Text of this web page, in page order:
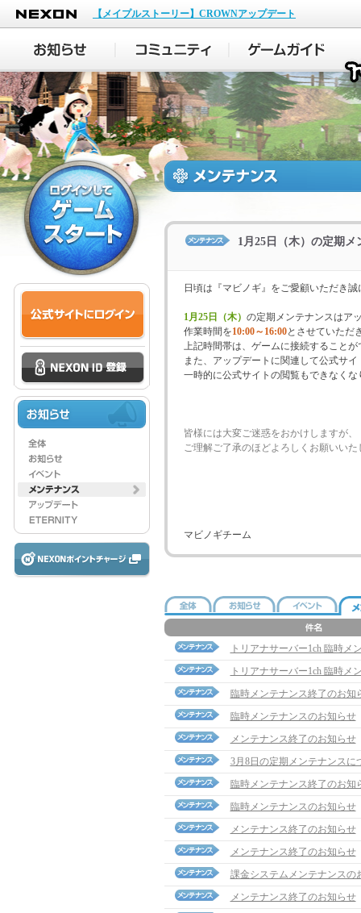
NEXON
【メイプルストーリー】CROWNアップデート
1月25日（木）の定期
日頃は『マビノギ』をご愛顧いただき
1月25日（木） の定期メンテナンスはア
作業時間を10:00～16:00とさせていただ
上記時間帯は、ゲームに接続することが
また、アップデートに関連して公式サ
一時的に公式サイトの閲覧もできなくな
皆様には大変ご迷惑をおかけしますが、
ご理解ご了承のほどよろしくお願いいた
マビノギチーム
トリアナサーバー1ch 臨時メ
トリアナサーバー1ch 臨時メ
臨時メンテナンス終了のお知
臨時メンテナンスのお知らせ
メンテナンス終了のお知らせ
3月8日の定期メンテナンスに
臨時メンテナンス終了のお知
臨時メンテナンスのお知らせ
メンテナンス終了のお知らせ
メンテナンス終了のお知らせ
課金システムメンテナンスの
メンテナンス終了のお知らせ